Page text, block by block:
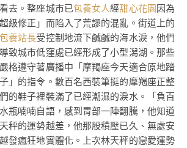
去。整座城市已包養女人經甜心花園因為
級修正」而陷入了荒謬的混亂。街道上的
養站長受控制地流下鹹鹹的海水淚，他們
致城市低窪處已經形成了小型潟湖。那些
格遵守著廣播中「摩羯座今天適合原地踏
」的指令。數百名西裝筆挺的摩羯座正整
的鞋子裡裝滿了已經潮濕的淚水。「負百
瓶喃喃自語，感到胃部一陣翻騰，他知道
秤的運勢越差，他那股積壓已久、無處安
發瘋狂地實體化。上次林天秤的戀愛運勢